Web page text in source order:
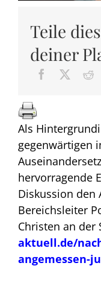
Teile
deiner
Als
gegenwärtigen
hervorragende
Diskussion den
Bereichsleiter
Christen an der
aktuell.de/
angemessen-